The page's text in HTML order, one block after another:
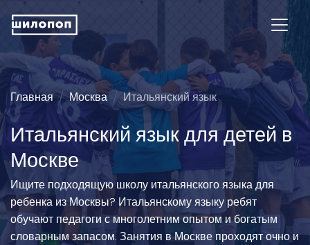
Главная Москва Итальянский язык
Итальянский язык для детей в
Москве
Ищите подходящую школу итальянского языка для
ребенка из Москвы? Итальянскому языку ребят
обучают педагоги с многолетним опытом и богатым
словарным запасом. Занятия в Москве проходят очно и